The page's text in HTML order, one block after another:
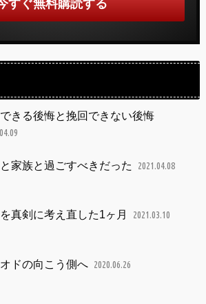
きる後悔と挽回できない後悔
家族と過ごすべきだった 2021.04.08
真剣に考え直した1ヶ月 2021.03.10
ドの向こう側へ 2020.06.26